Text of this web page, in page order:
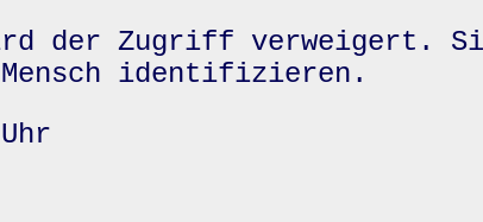
der Zugriff verweigert.
identifizieren.